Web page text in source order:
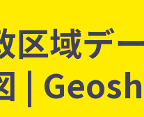
区域デ
|